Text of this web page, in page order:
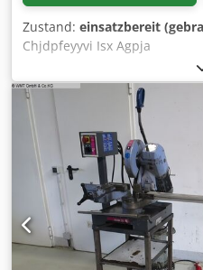
Zustand: einsatzbereit
Chjdpfeyyvi Isx Agpja